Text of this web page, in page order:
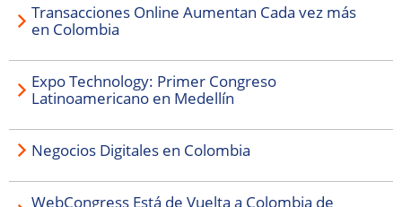
Transacciones Online Aumentan Cada vez más
en Colombia
Expo Technology: Primer Congreso
Latinoamericano en Medellín
Negocios Digitales en Colombia
WebCongress Está de Vuelta a Colombia de